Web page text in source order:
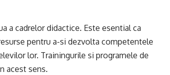
a cadrelor didactice. Este esential ca
pentru a-si dezvolta competentele
lor. Trainingurile si programele de
acest sens.